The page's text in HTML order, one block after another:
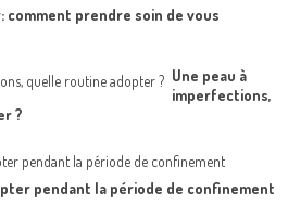
comment prendre soin de vous
Une peau à
imperfections,
?
pendant la période de confinement